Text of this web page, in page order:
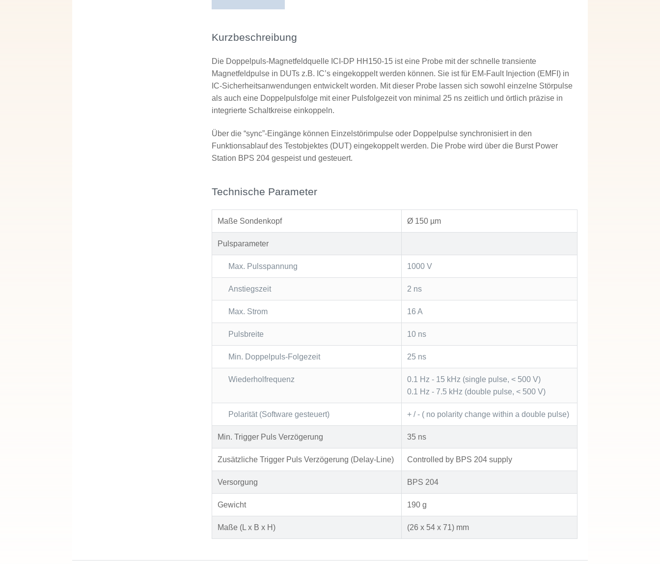
Kurzbeschreibung
Die Doppelpuls-Magnetfeldquelle ICI-DP HH150-15 ist eine Probe mit der schnelle transiente
Magnetfeldpulse in DUTs z.B. IC’s eingekoppelt werden können. Sie ist für EM-Fault Injection (EMFI) in
IC-Sicherheitsanwendungen entwickelt worden. Mit dieser Probe lassen sich sowohl einzelne Störpulse
als auch eine Doppelpulsfolge mit einer Pulsfolgezeit von minimal 25 ns zeitlich und örtlich präzise in
integrierte Schaltkreise einkoppeln.
Über die “sync”-Eingänge können Einzelstörimpulse oder Doppelpulse synchronisiert in den
Funktionsablauf des Testobjektes (DUT) eingekoppelt werden. Die Probe wird über die Burst Power
Station BPS 204 gespeist und gesteuert.
Technische Parameter
Maße Sondenkopf Ø 150 µm
Pulsparameter
Max. Pulsspannung 1000 V
Anstiegszeit 2 ns
Max. Strom 16 A
Pulsbreite 10 ns
Min. Doppelpuls-Folgezeit 25 ns
Wiederholfrequenz
0.1 Hz - 15 kHz (single pulse, < 500 V)
0.1 Hz - 7.5 kHz (double pulse, < 500 V)
Polarität (Software gesteuert) + / - ( no polarity change within a double pulse)
Min. Trigger Puls Verzögerung 35 ns
Zusätzliche Trigger Puls Verzögerung (Delay-Line) Controlled by BPS 204 supply
Versorgung BPS 204
Gewicht 190 g
Maße (L x B x H) (26 x 54 x 71) mm